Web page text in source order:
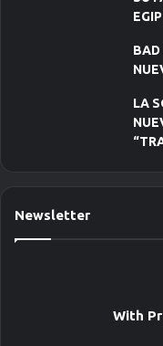
BAD
LA
Newsletter
With